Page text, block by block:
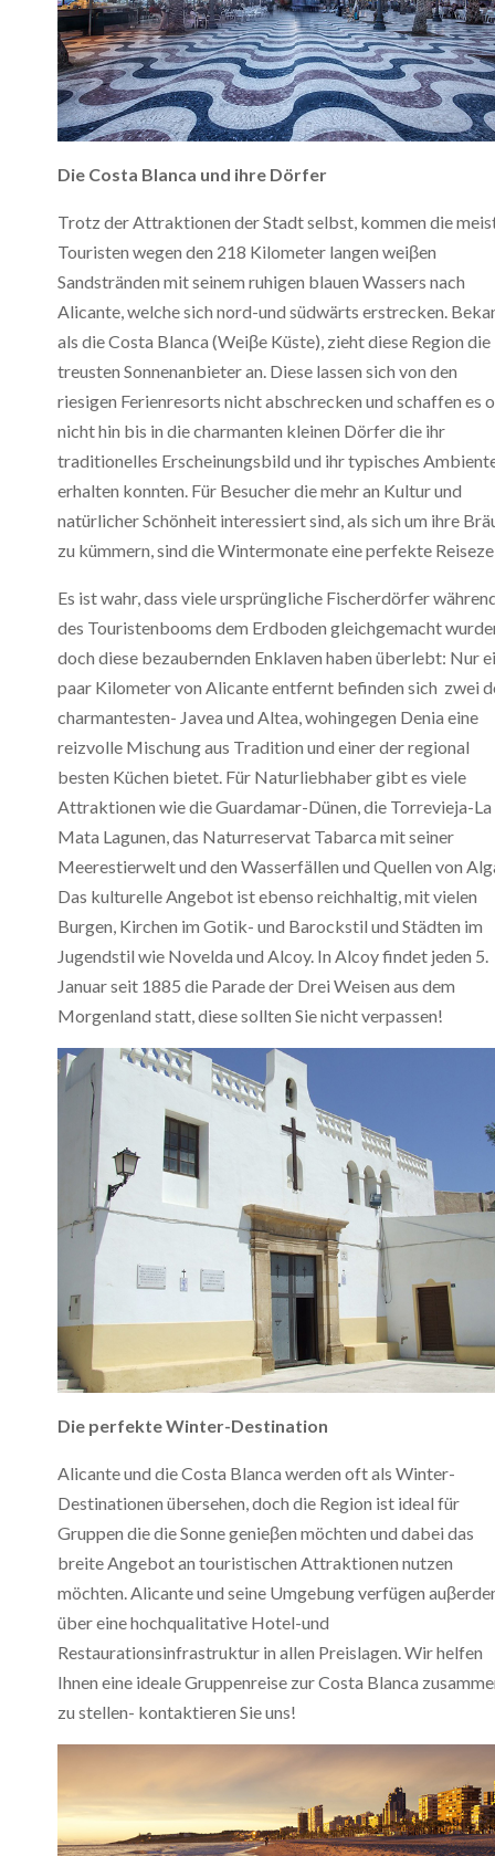
Die Costa Blanca und ihre Dörfer
Trotz der Attraktionen der Stadt selbst, kommen die
Touristen wegen den 218 Kilometer langen weiβen
Sandstränden mit seinem ruhigen blauen Wassers nach
Alicante, welche sich nord-und südwärts erstrecken.
als die Costa Blanca (Weiβe Küste), zieht diese Region die
treusten Sonnenanbieter an. Diese lassen sich von den
riesigen Ferienresorts nicht abschrecken und schaffen es
nicht hin bis in die charmanten kleinen Dörfer die ihr
traditionelles Erscheinungsbild und ihr typisches
erhalten konnten. Für Besucher die mehr an Kultur und
natürlicher Schönheit interessiert sind, als sich um ihre
zu kümmern, sind die Wintermonate eine perfekte
Es ist wahr, dass viele ursprüngliche Fischerdörfer
des Touristenbooms dem Erdboden gleichgemacht
doch diese bezaubernden Enklaven haben überlebt: Nur
paar Kilometer von Alicante entfernt befinden sich zwei
charmantesten- Javea und Altea, wohingegen Denia eine
reizvolle Mischung aus Tradition und einer der regional
besten Küchen bietet. Für Naturliebhaber gibt es viele
Attraktionen wie die Guardamar-Dünen, die Torrevieja-La
Mata Lagunen, das Naturreservat Tabarca mit seiner
Meerestierwelt und den Wasserfällen und Quellen von
Das kulturelle Angebot ist ebenso reichhaltig, mit vielen
Burgen, Kirchen im Gotik- und Barockstil und Städten im
Jugendstil wie Novelda und Alcoy. In Alcoy findet jeden 5.
Januar seit 1885 die Parade der Drei Weisen aus dem
Morgenland statt, diese sollten Sie nicht verpassen!
Die perfekte Winter-Destination
Alicante und die Costa Blanca werden oft als Winter-
Destinationen übersehen, doch die Region ist ideal für
Gruppen die die Sonne genieβen möchten und dabei das
breite Angebot an touristischen Attraktionen nutzen
möchten. Alicante und seine Umgebung verfügen
über eine hochqualitative Hotel-und
Restaurationsinfrastruktur in allen Preislagen. Wir helfen
Ihnen eine ideale Gruppenreise zur Costa Blanca
zu stellen- kontaktieren Sie uns!